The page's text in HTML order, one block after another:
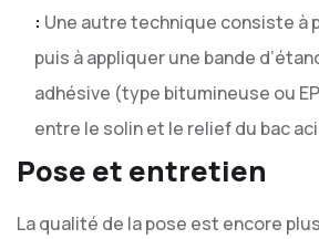
: Une autre technique consiste à
puis à appliquer une bande
adhésive (type bitumineuse ou
entre le solin et le relief du bac
Pose et entretien
La qualité de la pose est encore